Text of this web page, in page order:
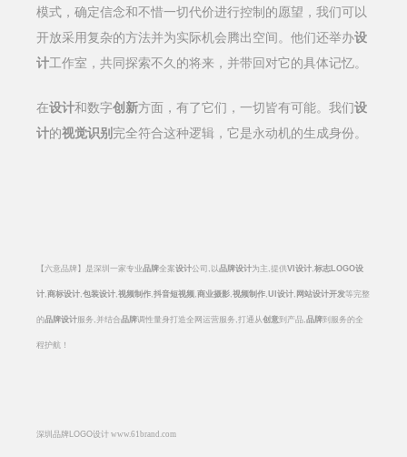
模式，确定信念和不惜一切代价进行控制的愿望，我们可以
开放采用复杂的方法并为实际机会腾出空间。他们还举办设
计工作室，共同探索不久的将来，并带回对它的具体记忆。
在设计和数字创新方面，有了它们，一切皆有可能。我们设
计的视觉识别 完全符合这种逻辑，它是永动机的生成身份。
【六意品牌】是深圳一家专业品牌全案设计公司 , 以品牌设计为主 ,提供VI 设计,标志 LOGO设
计,商标设计,包装设计,视频制作,抖音短视频,商业摄影,视频制作,UI 设计, 网站设计开发等完整
的品牌设计服务 ,并结合品牌调性量身打造全网运营服务 ,打通从创意到产品,品牌到服务的全
程护航！
深圳品牌 LOGO设计 www.61brand.com